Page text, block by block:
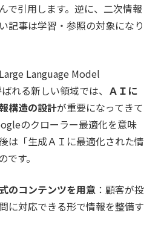
で引用します。逆に、二次情報
記事は学習・参照の対象になり
Language Model
れる新しい領域では、 ＡＩに
構造の設計が重要になってきて
のクローラー最適化を意味
は「生成ＡＩに最適化された情
す。
のコンテンツを用意 ：顧客が投
に対応できる形で情報を整備す